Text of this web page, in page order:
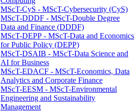
MScT-CyS - MScT-Cybersecurity (CyS)
MScT-DDDF - MScT-Double Degree
Data and Finance (DDDF)
MScT-DEPP - MScT-Data and Economics
for Public Policy (DEPP)
MScT-DSAIB - MScT-Data Science and
AI for Business
MScT-EDACF - MScT-Economics, Data
Analytics and Corporate Finance
MScT-EESM - MScT-Environmental
Engineering and Sustainability
Management